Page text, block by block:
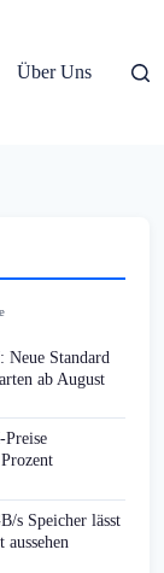
Über Uns
Standard
ab August
s Speicher lässt